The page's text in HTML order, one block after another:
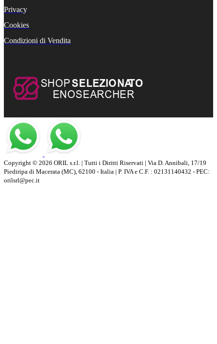
Privacy
Cookies
Condizioni di Vendita
Copyright © 2026 ORIL s.r.l. | Tutti i Diritti Riservati | Via D. Annibali, 17/19
Piediripa di Macerata (MC), 62100 - Italia | P. IVA e C.F. : 02131140432 - PEC:
orilsrl@pec.it